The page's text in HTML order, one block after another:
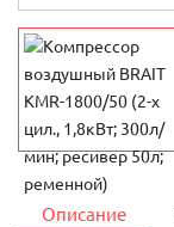
Описание